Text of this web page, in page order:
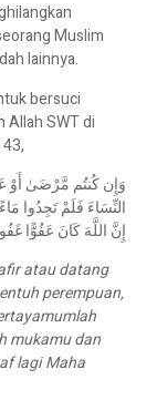
Muslim
lainnya.
bersuci
Allah SWT di
وَإِن كُنتُم مَّرْضَىٰ أَوْ
النِّسَاءَ فَلَمْ تَجِدُوا مَاءً
إِنَّ اللَّهَ كَانَ عَفُوًّا
atau datang
perempuan,
mukamu dan
lagi Maha